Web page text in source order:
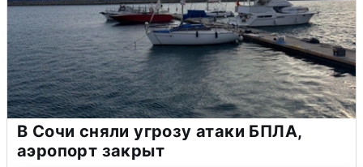
В Сочи сняли угрозу атаки БПЛА,
аэропорт закрыт